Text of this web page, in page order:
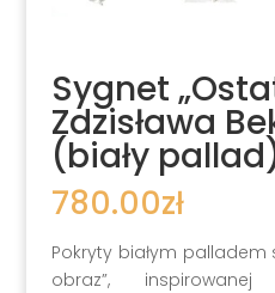
Sygnet
Zdzisława
(biały
780.00zł
Pokryty białym palladem
obraz”,